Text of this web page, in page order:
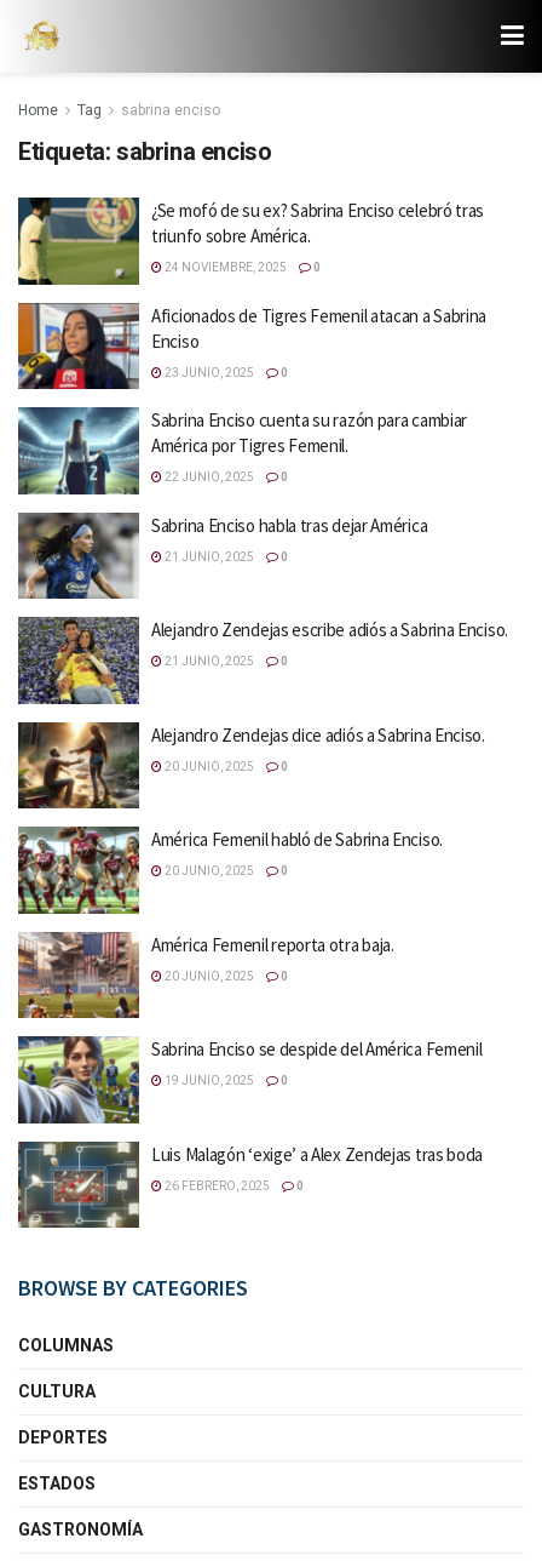
Home Tag sabrina enciso
Etiqueta: sabrina enciso
¿Se mofó de su ex? Sabrina Enciso celebró tras
triunfo sobre América.
24 NOVIEMBRE, 2025 0
Aficionados de Tigres Femenil atacan a Sabrina
Enciso
23 JUNIO, 2025 0
Sabrina Enciso cuenta su razón para cambiar
América por Tigres Femenil.
22 JUNIO, 2025 0
Sabrina Enciso habla tras dejar América
21 JUNIO, 2025 0
Alejandro Zendejas escribe adiós a Sabrina Enciso.
21 JUNIO, 2025 0
Alejandro Zendejas dice adiós a Sabrina Enciso.
20 JUNIO, 2025 0
América Femenil habló de Sabrina Enciso.
20 JUNIO, 2025 0
América Femenil reporta otra baja.
20 JUNIO, 2025 0
Sabrina Enciso se despide del América Femenil
19 JUNIO, 2025 0
Luis Malagón ‘exige’ a Alex Zendejas tras boda
26 FEBRERO, 2025 0
BROWSE BY CATEGORIES
COLUMNAS
CULTURA
DEPORTES
ESTADOS
GASTRONOMÍA